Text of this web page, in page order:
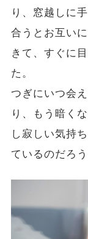
り、窓越しに
合うとお互い
きて、すぐに
た。
つぎにいつ会
り、もう暗く
し寂しい気持
ているのだろ